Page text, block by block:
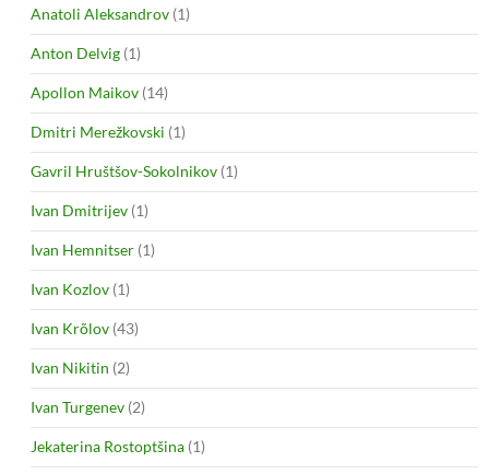
Anatoli Aleksandrov (1)
Anton Delvig (1)
Apollon Maikov (14)
Dmitri Merežkovski (1)
Gavril Hruštšov-Sokolnikov (1)
Ivan Dmitrijev (1)
Ivan Hemnitser (1)
Ivan Kozlov (1)
Ivan Krõlov (43)
Ivan Nikitin (2)
Ivan Turgenev (2)
Jekaterina Rostoptšina (1)